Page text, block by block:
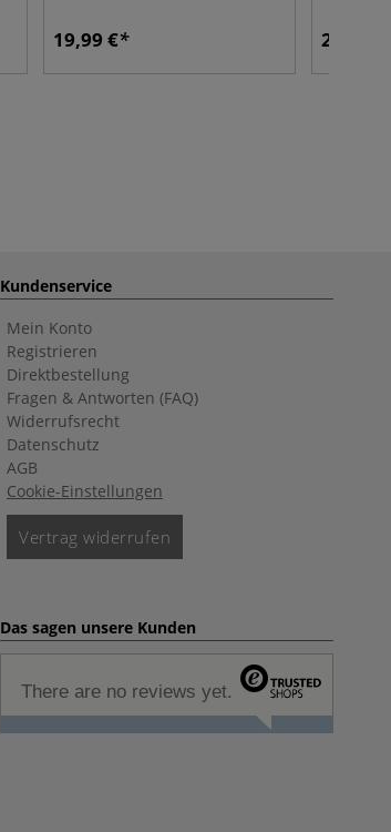
19,99 € 26,00 €
Kundenservice
Mein Konto
Registrieren
Direktbestellung
Fragen & Antworten (FAQ)
Widerrufsrecht
Datenschutz
AGB
Cookie-Einstellungen
Vertrag widerrufen
Das sagen unsere Kunden
There are no reviews yet.